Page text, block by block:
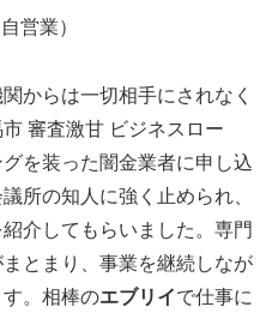
営業）
からは一切相手にされなく
審査激甘 ビジネスロー
を装った闇金業者に申し込
所の知人に強く止められ、
介してもらいました。専門
とまり、事業を継続しなが
。相棒のエブリイで仕事に